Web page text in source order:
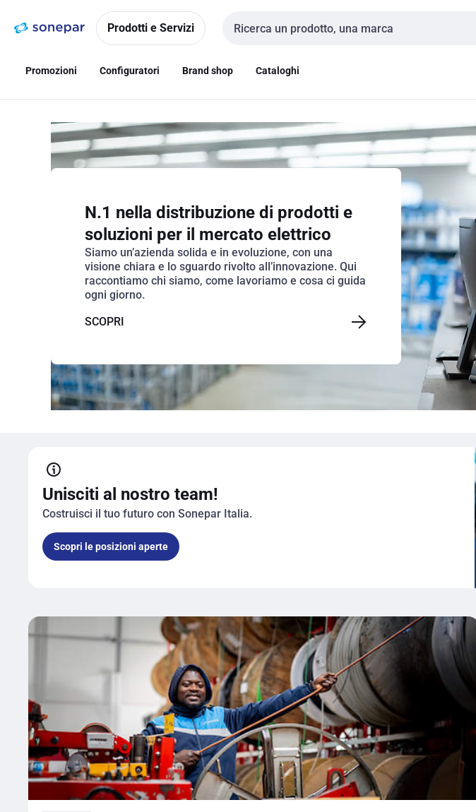
navigazionealla
Prodotti e Servizi
Cerca input
Promozioni Configuratori Brand shop Cataloghi
N.1 nella distribuzione di prodotti e
soluzioni per il mercato elettrico
Siamo un’azienda solida e in evoluzione, con una
visione chiara e lo sguardo rivolto all’innovazione. Qui
raccontiamo chi siamo, come lavoriamo e cosa ci guida
ogni giorno.
SCOPRI
Unisciti al nostro team!
Costruisci il tuo futuro con Sonepar Italia.
Unisciti al nostro team!
Scopri le posizioni aperte